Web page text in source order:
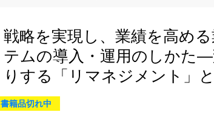
戦略を実現し、業績を高め
テムの導入・運用のしかた―
りする「リマネジメント」
書籍品切れ中